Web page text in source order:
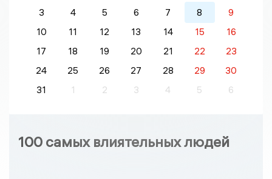
3
4 5 6 7 8
9
10
11 12 13 14 15
16
17
18 19 20 21 22
23
24
25 26 27 28 29
30
31
1 2 3 4 5 6
100 самых влиятельных людей